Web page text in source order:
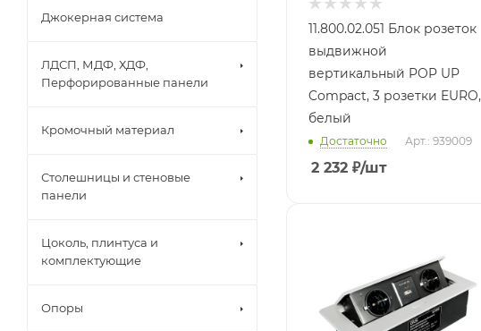
11.800.02.051 Блок розеток
выдвижной
вертикальный POP UP
Compact, 3 розетки EURO,
белый
Достаточно Арт.: 939009
2 232 ₽/шт
Джокерная система
ЛДСП, МДФ, ХДФ,
Перфорированные панели
Кромочный материал
Столешницы и стеновые
панели
Цоколь, плинтуса и
комплектующие
Опоры